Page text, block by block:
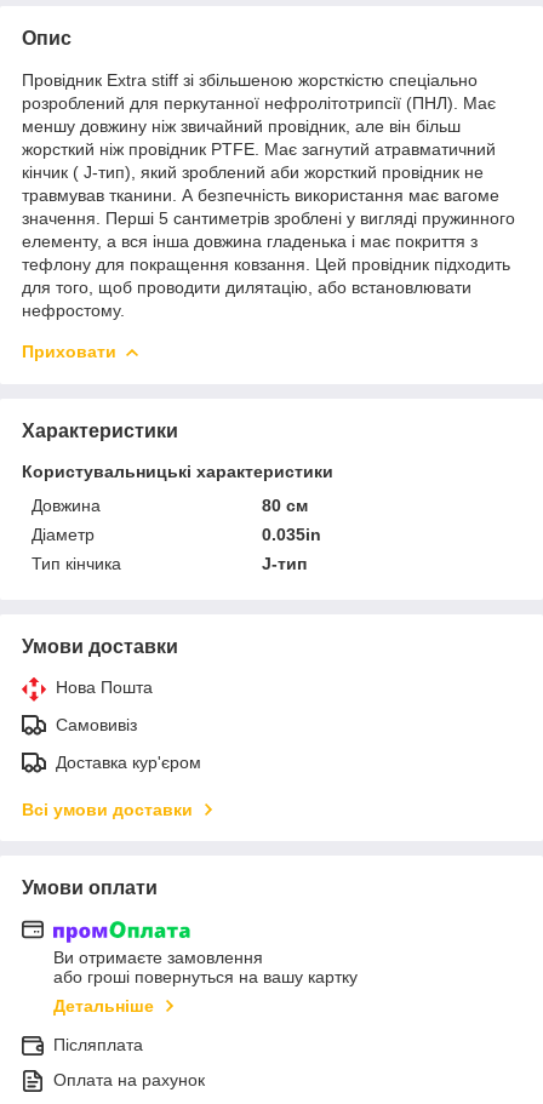
Опис
Провідник Extra stiff зі збільшеною жорсткістю спеціально
розроблений для перкутанної нефролітотрипсії (ПНЛ). Має
меншу довжину ніж звичайний провідник, але він більш
жорсткий ніж провідник PTFE. Має загнутий атравматичний
кінчик ( J-тип), який зроблений аби жорсткий провідник не
травмував тканини. А безпечність використання має вагоме
значення. Перші 5 сантиметрів зроблені у вигляді пружинного
елементу, а вся інша довжина гладенька і має покриття з
тефлону для покращення ковзання. Цей провідник підходить
для того, щоб проводити дилятацію, або встановлювати
нефростому.
Приховати
Характеристики
Користувальницькі характеристики
Довжина
80 см
Діаметр
0.035in
Тип кінчика
J-тип
Умови доставки
Нова Пошта
Самовивіз
Доставка кур'єром
Всі умови доставки
Умови оплати
Ви отримаєте замовлення
або гроші повернуться на вашу картку
Детальніше
Післяплата
Оплата на рахунок